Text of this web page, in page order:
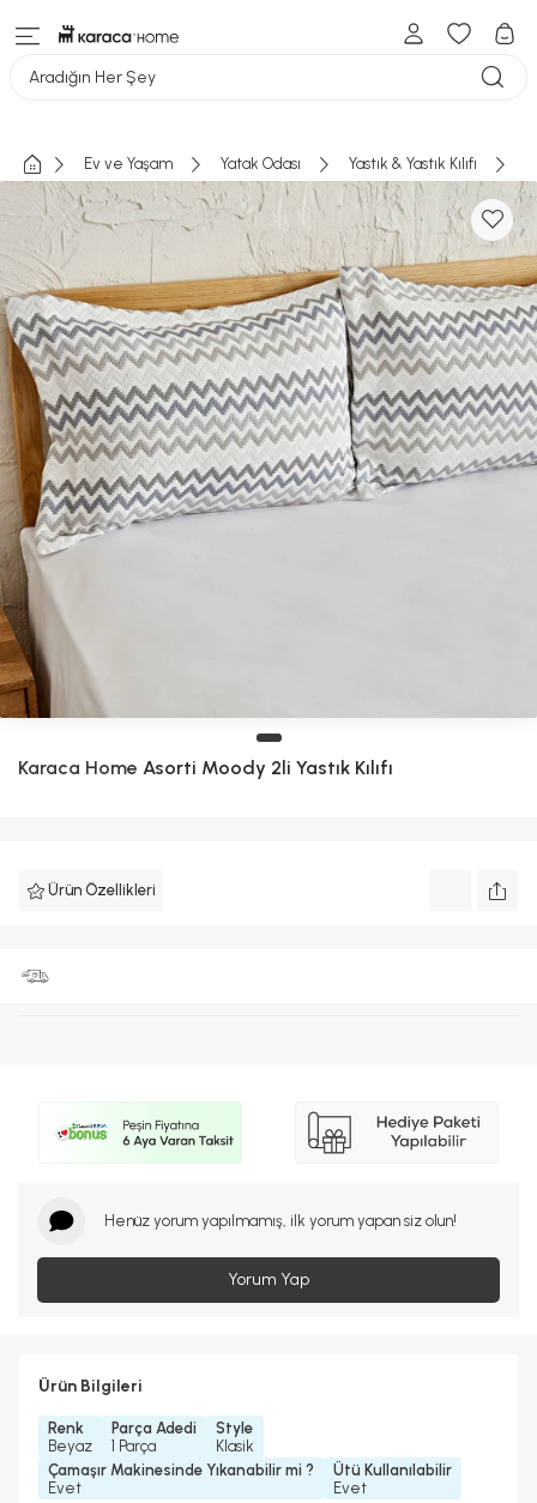
Aradığın Her Şey
Ev ve Yaşam Yatak Odası Yastık & Yastık Kılıfı
Karaca Home Asorti Moody 2li Yastık Kılıfı
Ürün Özellikleri
Henüz yorum yapılmamış, ilk yorum yapan siz olun!
Yorum Yap
Ürün Bilgileri
Renk
Beyaz
Parça Adedi
1 Parça
Style
Klasik
Çamaşır Makinesinde Yıkanabilir mi ?
Evet
Ütü Kullanılabilir
Evet